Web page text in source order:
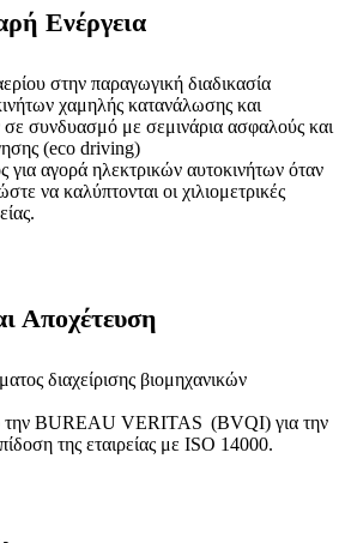
Ενέργεια
στην παραγωγική διαδικασία
χαμηλής κατανάλωσης και
συνδυασμό με σεμινάρια ασφαλούς και
(eco driving)
αγορά ηλεκτρικών αυτοκινήτων όταν
να καλύπτονται οι χιλιομετρικές
Αποχέτευση
διαχείρισης βιομηχανικών
την BUREAU VERITAS (BVQI) για την
της εταιρείας με ISO 14000.